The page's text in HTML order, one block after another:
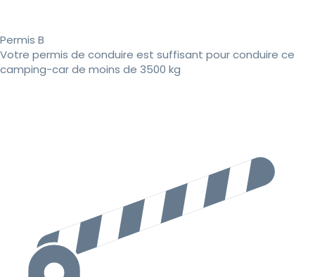
Permis B
Votre permis de conduire est suffisant pour conduire ce
camping-car de moins de 3500 kg